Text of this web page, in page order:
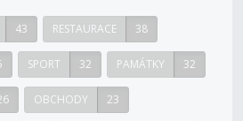
43 RESTAURACE 38
SPORT 32 PAMÁTKY 32
OBCHODY 23